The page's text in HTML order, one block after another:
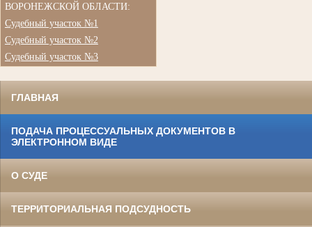
ВОРОНЕЖСКОЙ ОБЛАСТИ:
Судебный участок №1
Судебный участок №2
Судебный участок №3
ГЛАВНАЯ
ПОДАЧА ПРОЦЕССУАЛЬНЫХ ДОКУМЕНТОВ В
ЭЛЕКТРОННОМ ВИДЕ
О СУДЕ
ТЕРРИТОРИАЛЬНАЯ ПОДСУДНОСТЬ